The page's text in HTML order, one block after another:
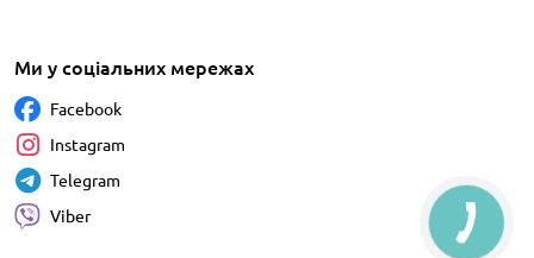
Ми у соціальних мережах
Facebook
Instagram
Telegram
Viber